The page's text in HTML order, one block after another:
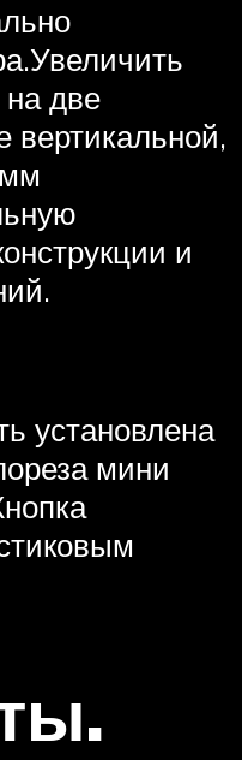
на две
вертикальной,
и
установлена
мини